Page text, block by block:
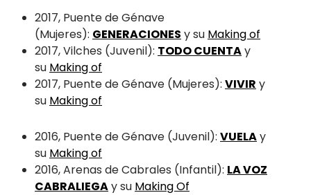
2017, Puente de Génave
(Mujeres): GENERACIONES y su Making of
2017, Vilches (Juvenil): TODO CUENTAy
su Making of
2017, Puente de Génave (Mujeres): VIVIR y
su Making of
2016, Puente de Génave (Juvenil): VUELAy
su Making of
2016, Arenas de Cabrales (Infantil): LA VOZ
CABRALIEGAy su Making Of